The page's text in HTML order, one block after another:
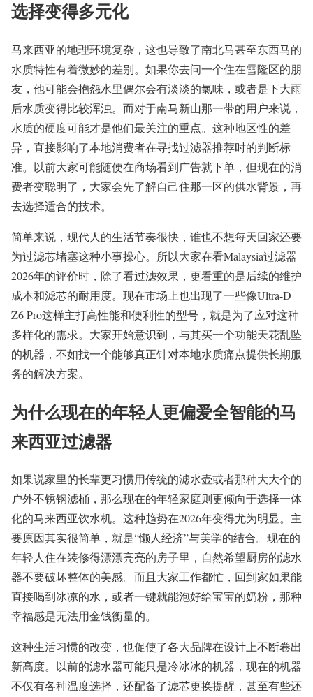
选择变得多元化
马来西亚的地理环境复杂，这也导致了南北马甚至东西马的
水质特性有着微妙的差别。如果你去问一个住在雪隆区的朋
友，他可能会抱怨水里偶尔会有淡淡的氯味，或者是下大雨
后水质变得比较浑浊。而对于南马新山那一带的用户来说，
水质的硬度可能才是他们最关注的重点。这种地区性的差
异，直接影响了本地消费者在寻找过滤器推荐时的判断标
准。以前大家可能随便在商场看到广告就下单，但现在的消
费者变聪明了，大家会先了解自己住那一区的供水背景，再
去选择适合的技术。
简单来说，现代人的生活节奏很快，谁也不想每天回家还要
为过滤芯堵塞这种小事操心。所以大家在看Malaysia过滤器
2026年的评价时，除了看过滤效果，更看重的是后续的维护
成本和滤芯的耐用度。现在市场上也出现了一些像Ultra-D
Z6 Pro这样主打高性能和便利性的型号，就是为了应对这种
多样化的需求。大家开始意识到，与其买一个功能天花乱坠
的机器，不如找一个能够真正针对本地水质痛点提供长期服
务的解决方案。
为什么现在的年轻人更偏爱全智能的马
来西亚过滤器
如果说家里的长辈更习惯用传统的滤水壶或者那种大大个的
户外不锈钢滤桶，那么现在的年轻家庭则更倾向于选择一体
化的马来西亚饮水机。这种趋势在2026年变得尤为明显。主
要原因其实很简单，就是“懒人经济”与美学的结合。现在的
年轻人住在装修得漂漂亮亮的房子里，自然希望厨房的滤水
器不要破坏整体的美感。而且大家工作都忙，回到家如果能
直接喝到冰凉的水，或者一键就能泡好给宝宝的奶粉，那种
幸福感是无法用金钱衡量的。
这种生活习惯的改变，也促使了各大品牌在设计上不断卷出
新高度。以前的滤水器可能只是冷冰冰的机器，现在的机器
不仅有各种温度选择，还配备了滤芯更换提醒，甚至有些还